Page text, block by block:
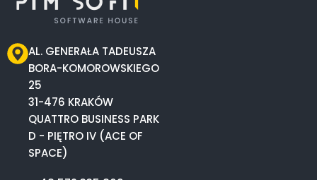
AL. GENERAŁA TADEUSZA
BORA-KOMOROWSKIEGO
25
31-476 KRAKÓW
QUATTRO BUSINESS PARK
D - PIĘTRO IV (ACE OF
SPACE)